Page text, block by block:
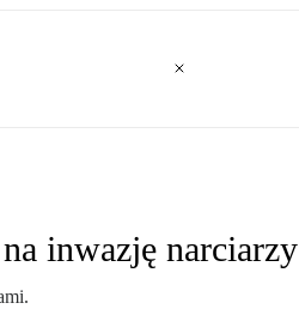
inwazję narciarzy